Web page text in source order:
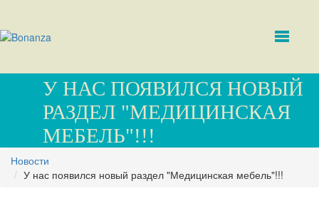
У НАС ПОЯВИЛСЯ НОВЫЙ
РАЗДЕЛ "МЕДИЦИНСКАЯ
МЕБЕЛЬ"!!!
Новости
У нас появился новый раздел "Медицинская мебель"!!!